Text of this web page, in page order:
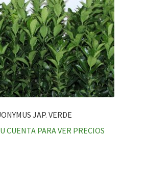
JAP. VERDE
CUENTA PARA VER PRECIOS